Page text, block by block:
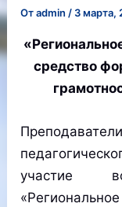
Отadmin / 3 марта,
средство
участие во